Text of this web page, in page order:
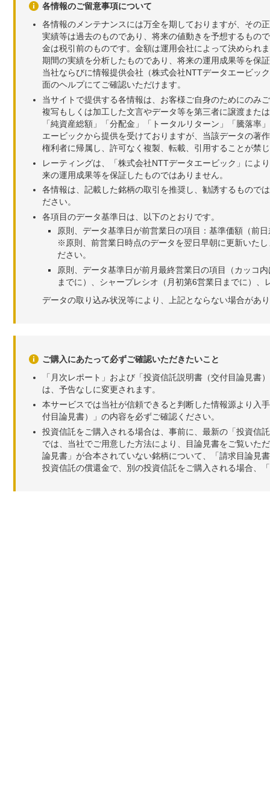
各情報のご留意事項について
各情報のメンテナンスには万全を期しておりますが、その
実績等は過去のものであり、将来の値動きを予想するもの
金は税引前のものです。金額は運用会社によって決められ
期間の実績を分析したものであり、将来の運用成果等を保
当社ならびに情報提供会社（株式会社NTTデータエービッ
面のヘルプにてご確認いただけます。
当サイトで提供する各情報は、お客様ご自身のためにのみ
複写もしくは加工した文言やデータ等を第三者に譲渡また
「純資産総額」「分配金」「トータルリターン」「騰落
エービックから提供を受けておりますが、当該データの著
権利者に帰属し、許可なく複製、転載、引用することが禁
レーティングは、「株式会社NTTデータエービック」によ
来の運用成果等を保証したものではありません。
各情報は、記載した銘柄の取引を推奨し、勧誘するもので
ださい。
各項目のデータ基準日は、以下のとおりです。
原則、データ基準日が前営業日の項目：基準価額（前
※原則、前営業日時点のデータを翌日早朝に更新いた
ださい。
原則、データ基準日が前月最終営業日の項目（カッコ
までに）、シャープレシオ（月初第6営業日までに）
データの取り込み状況等により、上記とならない場合があ
ご購入にあたって必ずご確認いただきたいこと
「月次レポート」および「投資信託説明書（交付目論見
は、予告なしに変更されます。
本サービスでは当社が信頼できると判断した情報源より入
付目論見書）」の内容を必ずご確認ください。
投資信託をご購入される場合は、事前に、最新の「投資信
では、当社でご用意した方法により、目論見書をご覧いた
論見書」が合本されていない銘柄について、「請求目論見
投資信託の償還金で、別の投資信託をご購入される場合、